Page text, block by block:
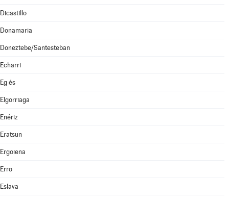
Dicastillo
Donamaria
Doneztebe/Santesteban
Echarri
Eg és
Elgorriaga
Enériz
Eratsun
Ergoiena
Erro
Eslava